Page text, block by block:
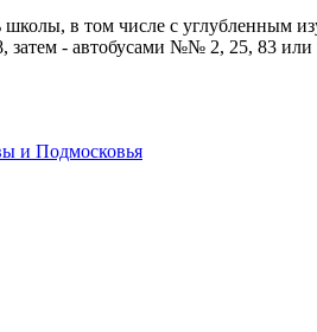
школы, в том числе с углубленным
затем - автобусами №№ 2, 25, 83
и Подмосковья